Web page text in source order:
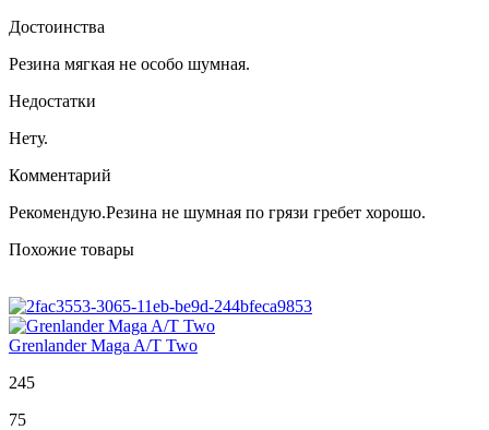
Достоинства
Резина мягкая не особо шумная.
Недостатки
Нету.
Комментарий
Рекомендую.Резина не шумная по грязи гребет хорошо.
Похожие товары
Grenlander Maga A/T Two
245
75